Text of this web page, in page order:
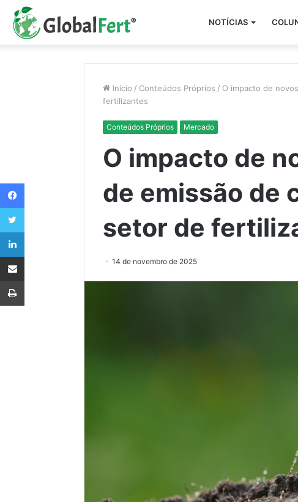
NOTÍCIAS
Início / Conteúdos Próprios / O impacto de
fertilizantes
Conteúdos Próprios Mercado
O impacto de
de emissão de
setor de
14 de novembro de 2025
Facebook
Twitter
Linkedin
Compartilhar via e-mail